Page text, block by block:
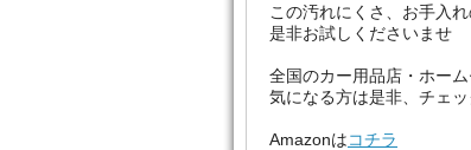
この汚れにくさ、お手入
是非お試しくださいませ
全国のカー用品店・ホー
気になる方は是非、チェ
Amazonはコチラ